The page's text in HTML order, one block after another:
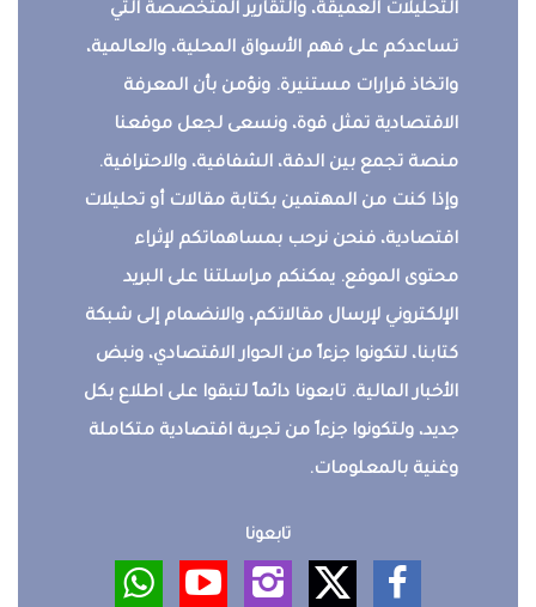
التحليلات العميقة، والتقارير المتخصصة التي
تساعدكم على فهم الأسواق المحلية، والعالمية،
واتخاذ قرارات مستنيرة. ونؤمن بأن المعرفة
الاقتصادية تمثل قوة، ونسعى لجعل موقعنا
منصة تجمع بين الدقة، الشفافية، والاحترافية.
وإذا كنت من المهتمين بكتابة مقالات أو تحليلات
اقتصادية، فنحن نرحب بمساهماتكم لإثراء
محتوى الموقع. يمكنكم مراسلتنا على البريد
الإلكتروني لإرسال مقالاتكم، والانضمام إلى شبكة
كتابنا، لتكونوا جزءاً من الحوار الاقتصادي، ونبض
الأخبار المالية. تابعونا دائماً لتبقوا على اطلاع بكل
جديد، ولتكونوا جزءاً من تجربة اقتصادية متكاملة
وغنية بالمعلومات.
تابعونا